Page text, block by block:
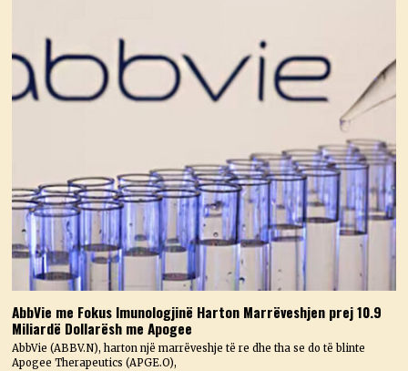
AbbVie me Fokus Imunologjinë Harton Marrëveshjen prej 10.9
Miliardë Dollarësh me Apogee
AbbVie (ABBV.N), harton një marrëveshje të re dhe tha se do të blinte
Apogee Therapeutics (APGE.O),